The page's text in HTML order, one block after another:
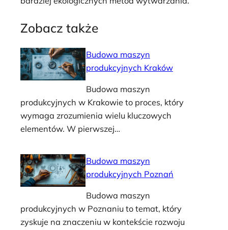
Zobacz także
Budowa maszyn
produkcyjnych Kraków
Budowa maszyn
produkcyjnych w Krakowie to proces, który
wymaga zrozumienia wielu kluczowych
elementów. W pierwszej…
Budowa maszyn
produkcyjnych Poznań
Budowa maszyn
produkcyjnych w Poznaniu to temat, który
zyskuje na znaczeniu w kontekście rozwoju